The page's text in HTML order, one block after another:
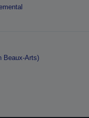
Beaux-Arts)